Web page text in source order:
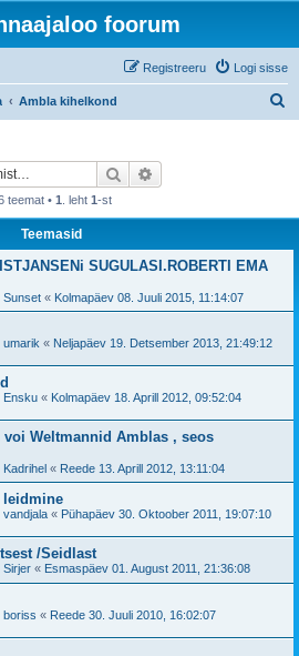
foorum
Logi sisse
Registreeru
Ambla kihelkond
Otsi
teemat • 1 . leht 1-st
Teemasid
SUGULASI.ROBERTI EMA
Sunset « Kolmapäev 08. Juuli 2015, 11:14:07
umarik « Neljapäev 19. Detsember 2013, 21:49:12
Ensku « Kolmapäev 18. Aprill 2012, 09:52:04
voi Weltmannid Amblas , seos
Kadrihel « Reede 13. Aprill 2012, 13:11:04
leidmine
vandjala « Pühapäev 30. Oktoober 2011, 19:07:10
/Seidlast
Sirjer « Esmaspäev 01. August 2011, 21:36:08
boriss « Reede 30. Juuli 2010, 16:02:07